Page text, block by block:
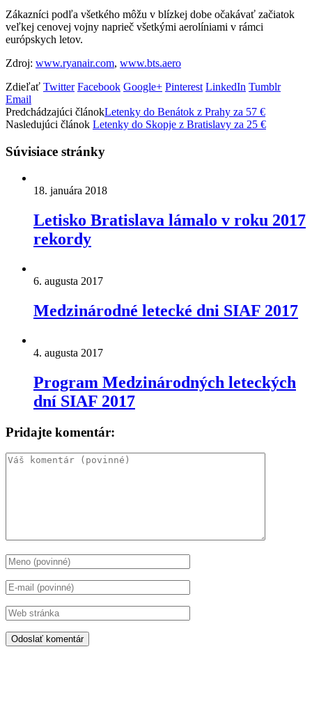
Zákazníci podľa všetkého môžu v blízkej dobe očakávať začiatok
veľkej cenovej vojny naprieč všetkými aerolíniami v rámci
európskych letov.
Zdroj: www.ryanair.com, www.bts.aero
Zdieľať Twitter Facebook Google+ Pinterest LinkedIn Tumblr
Email
Predchádzajúci článokLetenky do Benátok z Prahy za 57 €
Nasledujúci článok Letenky do Skopje z Bratislavy za 25 €
Súvisiace stránky
18. januára 2018
Letisko Bratislava lámalo v roku 2017
rekordy
6. augusta 2017
Medzinárodné letecké dni SIAF 2017
4. augusta 2017
Program Medzinárodných leteckých
dní SIAF 2017
Pridajte komentár: